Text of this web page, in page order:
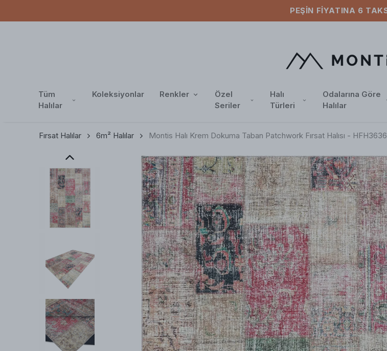
Tüm
Halılar
Koleksiyonlar Renkler
Özel
Seriler
Halı
Türleri
Odalarına Göre
Halılar
Fırsat Halılar 6m² Halılar Montis Halı Krem Dokuma Taban Patchwork Fırsat Halısı - HFH3636